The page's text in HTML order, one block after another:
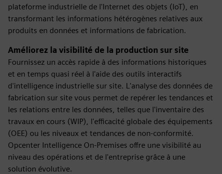
plateforme industrielle de l'Internet des objets (IoT), en
transformant les informations hétérogènes relatives aux
produits en données et informations de fabrication.
Améliorez la visibilité de la production sur site
Fournissez un accès rapide à des informations historiques
et en temps quasi réel à l'aide des outils interactifs
d'intelligence industrielle sur site. L'analyse des données de
fabrication sur site vous permet de repérer les tendances et
les relations entre les données, telles que l'inventaire des
travaux en cours (WIP), l'efficacité globale des équipements
(OEE) ou les niveaux et tendances de non-conformité.
Opcenter Intelligence On-Premises offre une visibilité au
niveau des opérations et de l'entreprise grâce à une
solution évolutive.